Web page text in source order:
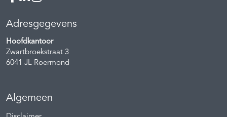
Adresgegevens
Hoofdkantoor
Zwartbroekstraat 3
6041 JL Roermond
Algemeen